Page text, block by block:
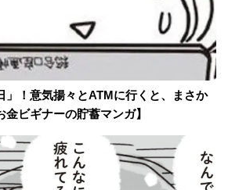
」！意気揚々とATMに行くと、まさか
ビギナーの貯蓄マンガ】